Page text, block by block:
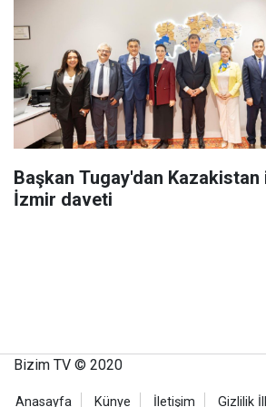
Başkan Tugay'dan Kazakistan
İzmir daveti
Bizim TV © 2020
Anasayfa Künye İletişim Gizlilik